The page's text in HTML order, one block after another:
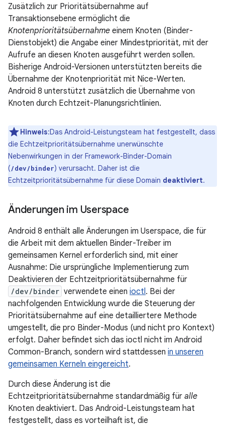
Zusätzlich zur Prioritätsübernahme auf
Transaktionsebene ermöglicht die
Knotenprioritätsübernahme einem Knoten (Binder-
Dienstobjekt) die Angabe einer Mindestpriorität, mit der
Aufrufe an diesen Knoten ausgeführt werden sollen.
Bisherige Android-Versionen unterstützten bereits die
Übernahme der Knotenpriorität mit Nice-Werten.
Android 8 unterstützt zusätzlich die Übernahme von
Knoten durch Echtzeit-Planungsrichtlinien.
Hinweis:Das Android-Leistungsteam hat festgestellt, dass
die Echtzeitprioritätsübernahme unerwünschte
Nebenwirkungen in der Framework-Binder-Domain
(/dev/binder) verursacht. Daher ist die
Echtzeitprioritätsübernahme für diese Domain deaktiviert.
Änderungen im Userspace
Android 8 enthält alle Änderungen im Userspace, die für
die Arbeit mit dem aktuellen Binder-Treiber im
gemeinsamen Kernel erforderlich sind, mit einer
Ausnahme: Die ursprüngliche Implementierung zum
Deaktivieren der Echtzeitprioritätsübernahme für
/dev/binder verwendete einen ioctl. Bei der
nachfolgenden Entwicklung wurde die Steuerung der
Prioritätsübernahme auf eine detailliertere Methode
umgestellt, die pro Binder-Modus (und nicht pro Kontext)
erfolgt. Daher befindet sich das ioctl nicht im Android
Common-Branch, sondern wird stattdessen in unseren
gemeinsamen Kerneln eingereicht.
Durch diese Änderung ist die
Echtzeitprioritätsübernahme standardmäßig für alle
Knoten deaktiviert. Das Android-Leistungsteam hat
festgestellt, dass es vorteilhaft ist, die